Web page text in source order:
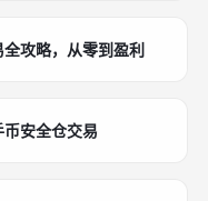
攻略，从零到盈利
安全仓交易